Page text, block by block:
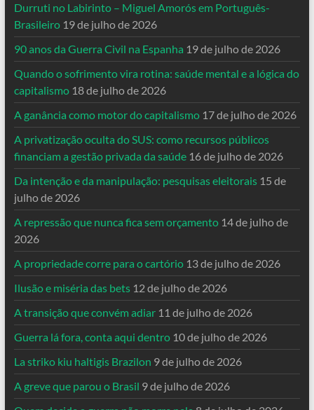
Durruti no Labirinto – Miguel Amorós em Português-
Brasileiro 19 de julho de 2026
90 anos da Guerra Civil na Espanha 19 de julho de 2026
Quando o sofrimento vira rotina: saúde mental e a lógica do
capitalismo 18 de julho de 2026
A ganância como motor do capitalismo 17 de julho de 2026
A privatização oculta do SUS: como recursos públicos
financiam a gestão privada da saúde 16 de julho de 2026
Da intenção e da manipulação: pesquisas eleitorais 15 de
julho de 2026
A repressão que nunca fica sem orçamento 14 de julho de
2026
A propriedade corre para o cartório 13 de julho de 2026
Ilusão e miséria das bets 12 de julho de 2026
A transição que convém adiar 11 de julho de 2026
Guerra lá fora, conta aqui dentro 10 de julho de 2026
La striko kiu haltigis Brazilon 9 de julho de 2026
A greve que parou o Brasil 9 de julho de 2026